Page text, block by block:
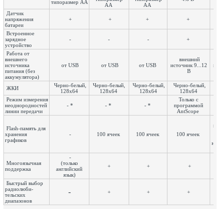
типоразмер AA
AA
AA
Датчик
напряжения
батареи
+ + + +
Встроенное
зарядное
устройство
- - - +
Работа от
внешнего
источника
питания (без
аккумулятора)
от USB от USB от USB
внешний
источник 9...12
В
ЖКИ
Черно-белый,
128x64
Черно-белый,
128x64
Черно-белый,
128x64
Черно-белый,
128x64
Режим измерения
неоднородностей
линии передачи
- * - * - *
Только с
программой
AntScope
Flash-память для
хранения
графиков
- 100 ячеек 100 ячеек 100 ячеек
Многоязычная
поддержка
-
(только
английский
язык)
+ + +
Быстрый выбор
радиолюби-
тельских
диапазонов
- + + +